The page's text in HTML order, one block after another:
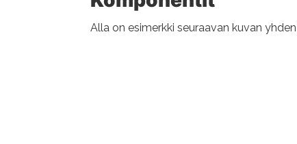
Alla on esimerkki seuraavan kuvan